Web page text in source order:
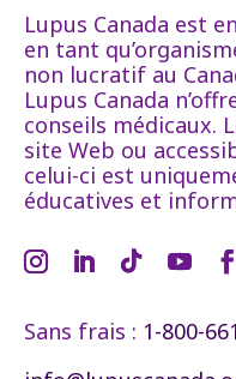
Lupus Canada est
en tant
non lucratif au
Lupus Canada
conseils médicaux.
site Web ou
celui-ci est
éducatives et
Sans frais : 1-800-